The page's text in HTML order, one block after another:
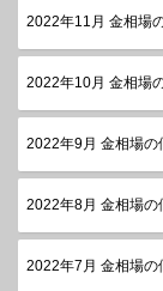
2022年11月 金相場
2022年10月 金相場
2022年9月 金相場の
2022年8月 金相場の
2022年7月 金相場の